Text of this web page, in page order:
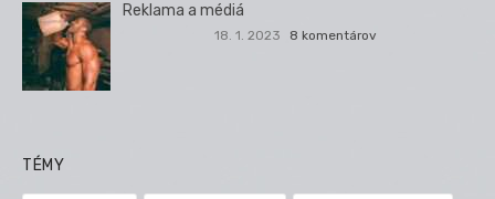
Reklama a médiá
18. 1. 2023 8 komentárov
TÉMY